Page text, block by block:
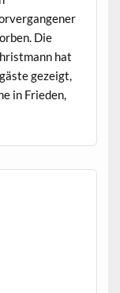
Die
hat
gezeigt,
in Frieden,